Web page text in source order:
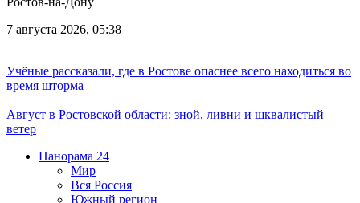
7 августа 2026, 05:38
Учёные рассказали, где в Ростове опаснее всего находиться во
время шторма
Август в Ростовской области: зной, ливни и шквалистый
ветер
Панорама 24
Мир
Вся Россия
Южный регион